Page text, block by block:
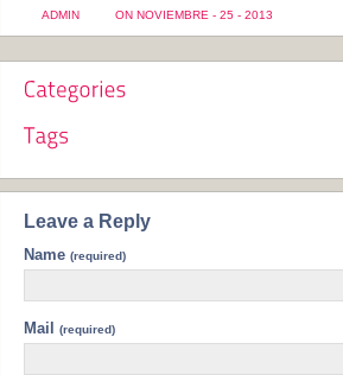
ADMIN ON NOVIEMBRE - 25 - 2013
Leave a Reply
Name (required)
Mail (required)